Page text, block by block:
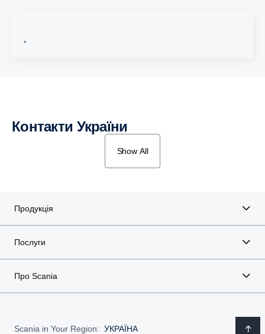
,
Контакти України
Show All
Продукція
Послуги
Про Scania
Scania in Your Region: УКРАЇНА